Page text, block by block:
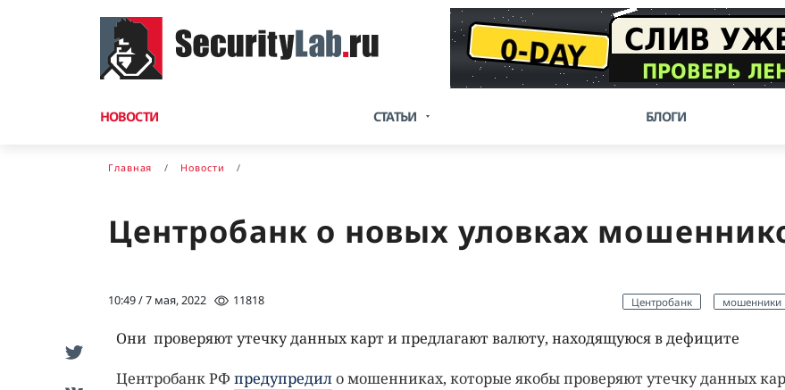
НОВОСТИ СТАТЬИ БЛОГИ
Главная Новости
Центробанк о новых уловках
10:49 / 7 мая, 2022 11818 Центробанк мошенники
Они проверяют утечку данных карт и предлагают валюту, находящуюся в дефиците
Центробанк РФ предупредило мошенниках, которые якобы проверяют утечку данных